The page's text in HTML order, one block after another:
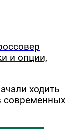
и опции,
ходить
современных